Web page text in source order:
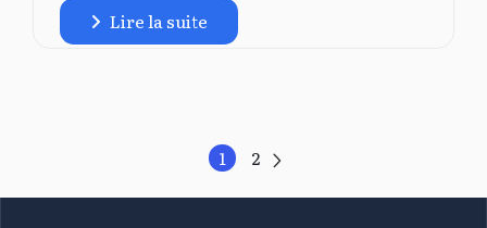
Lire la suite
1 2